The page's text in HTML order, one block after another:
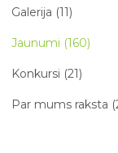
Galerija (11)
Jaunumi (160)
Konkursi (21)
Par mums raksta